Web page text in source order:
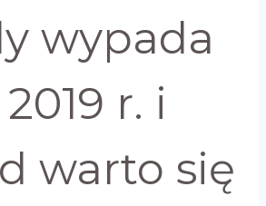
wypada
r. i
warto się